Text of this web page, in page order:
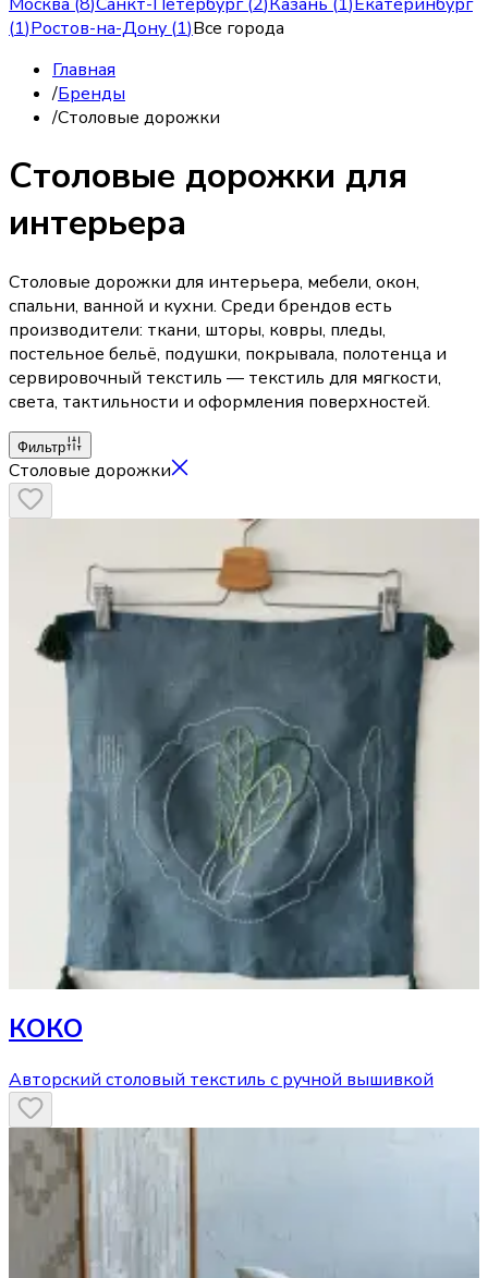
(1)Ростов-на-Дону (1)Все города
Главная
/Бренды
/Столовые дорожки
Столовые дорожки для
интерьера
Столовые дорожки для интерьера, мебели, окон,
спальни, ванной и кухни. Среди брендов есть
производители: ткани, шторы, ковры, пледы,
постельное бельё, подушки, покрывала, полотенца и
сервировочный текстиль — текстиль для мягкости,
света, тактильности и оформления поверхностей.
Фильтр
Столовые дорожки
КОКО
Авторский столовый текстиль с ручной вышивкой